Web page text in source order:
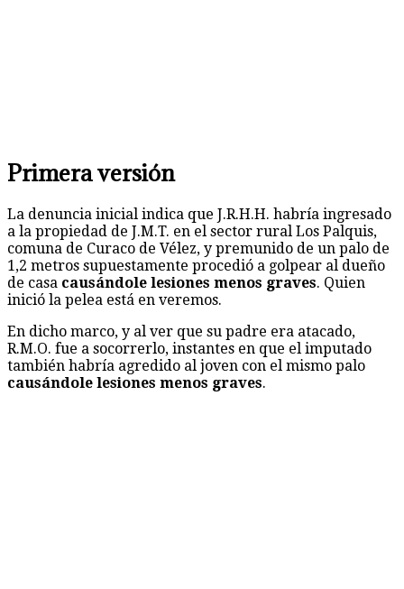
Primera versión
La denuncia inicial indica que J.R.H.H. habría ingresado
a la propiedad de J.M.T. en el sector rural Los Palquis,
comuna de Curaco de Vélez, y premunido de un palo de
1,2 metros supuestamente procedió a golpear al dueño
de casa causándole lesiones menos graves. Quien
inició la pelea está en veremos.
En dicho marco, y al ver que su padre era atacado,
R.M.O. fue a socorrerlo, instantes en que el imputado
también habría agredido al joven con el mismo palo
causándole lesiones menos graves.